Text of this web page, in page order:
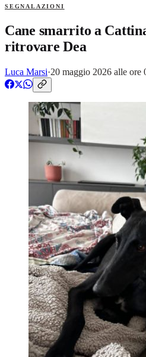
SEGNALAZIONI
Cane smarrito a
ritrovare Dea
Luca Marsi·20 maggio 2026 alle ore